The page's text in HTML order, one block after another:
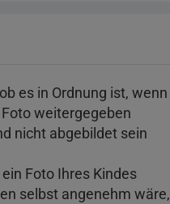
es in Ordnung ist, wenn
weitergegeben
nicht abgebildet sein
Foto Ihres Kindes
selbst angenehm wäre,